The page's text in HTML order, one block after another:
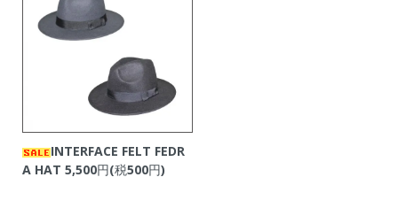
INTERFACE FELT FEDR
A HAT 5,500円(税500円)